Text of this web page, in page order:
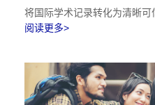
将国际学术记录转化为清晰
阅读更多>